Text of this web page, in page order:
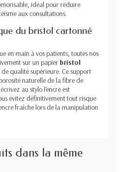
idéal pour réduire
aux consultations.
du bristol cartonné
en main à vos patients, toutes nos
sur un papier bristol
de qualité supérieure. Ce support
naturelle de la fibre de
au stylo l'encre est
évitez définitivement tout risque
fraîche lors de la manipulation
dans la même